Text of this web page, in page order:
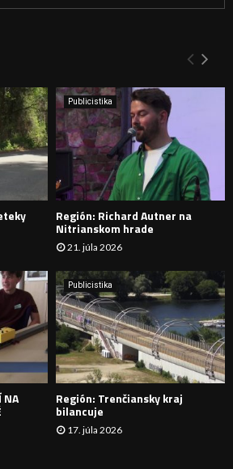
Y
H
D
A
N
I
E
Publicistika
Región: Richard Autner na
Nitrianskom hrade
21. júla 2026
NA
Publicistika
Región: Trenčiansky kraj
bilancuje
17. júla 2026